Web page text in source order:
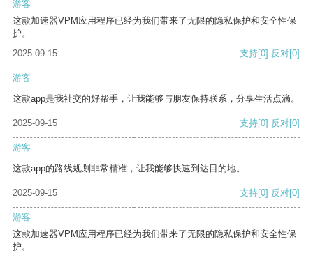
游客
这款加速器VPM应用程序已经为我们带来了无限的隐私保护和安全性保
护。
2025-09-15
支持[0] 反对[0]
游客
这款app是我社交的好帮手，让我能够与朋友保持联系，分享生活点滴。
2025-09-15 支持[0] 反对[0]
游客
这款app的路线规划非常精准，让我能够快速到达目的地。
2025-09-15 支持[0] 反对[0]
游客
这款加速器VPM应用程序已经为我们带来了无限的隐私保护和安全性保
护。